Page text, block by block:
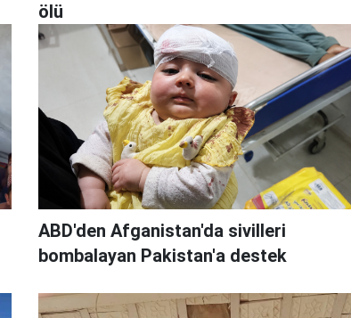
ölü
ABD'den Afganistan'da sivilleri
bombalayan Pakistan'a destek